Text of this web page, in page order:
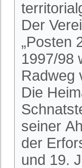
Der
„Posten
1997/98
Radweg
Die
seiner
der
und 19.